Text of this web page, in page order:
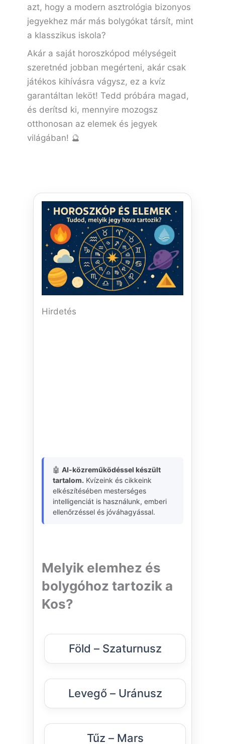
azt, hogy a modern asztrológia bizonyos
jegyekhez már más bolygókat társít, mint
a klasszikus iskola?
Akár a saját horoszkópod mélységeit
szeretnéd jobban megérteni, akár csak
játékos kihívásra vágysz, ez a kvíz
garantáltan leköt! Tedd próbára magad,
és derítsd ki, mennyire mozogsz
otthonosan az elemek és jegyek
világában! 🔮
Hirdetés
🤖 AI-közreműködéssel készült
tartalom. Kvízeink és cikkeink
elkészítésében mesterséges
intelligenciát is használunk, emberi
ellenőrzéssel és jóváhagyással.
Melyik elemhez és
bolygóhoz tartozik a
Kos?
Föld – Szaturnusz
Levegő – Uránusz
Tűz – Mars